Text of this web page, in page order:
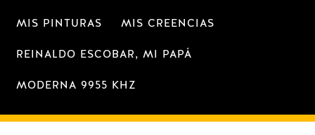
MIS PINTURAS MIS CREENCIAS
REINALDO ESCOBAR, MI PAPÁ
MODERNA 9955 KHZ